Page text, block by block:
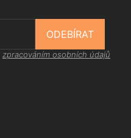
ODEBÍRAT
zpracováním osobních údajů